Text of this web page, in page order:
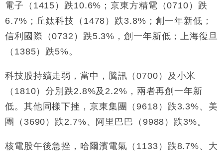
電子（1415）跌10.6%；京東方精電（0710）跌
6.7%；丘鈦科技（1478）跌3.8%；創一年新低；
信利國際（0732）跌5.3%，創一年新低；上海復旦
（1385）跌5%。
科技股持續走弱，當中，騰訊（0700）及小米
（1810）分別跌2.8%及2.2%，兩者再創一年新
低。其他同樣下挫，京東集團（9618）跌3.3%、美
團（3690）跌2.7%、阿里巴巴（9988）跌3%。
核電股午後急挫，哈爾濱電氣（1133）跌8.7%、大